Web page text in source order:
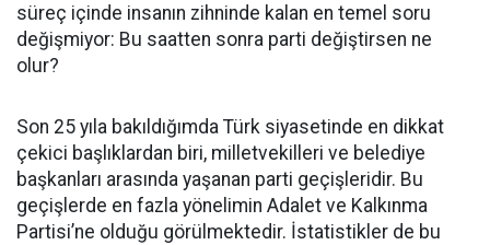
süreç içinde insanın zihninde kalan en temel soru
değişmiyor: Bu saatten sonra parti değiştirsen ne
olur?
Son 25 yıla bakıldığımda Türk siyasetinde en dikkat
çekici başlıklardan biri, milletvekilleri ve belediye
başkanları arasında yaşanan parti geçişleridir. Bu
geçişlerde en fazla yönelimin Adalet ve Kalkınma
Partisi’ne olduğu görülmektedir. İstatistikler de bu